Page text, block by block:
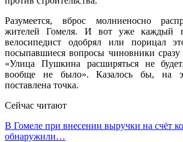
Разумеется, вброс молниеносно
жителей Гомеля. И вот уже каждый
велосипедист одобрял или порицал
посыпавшиеся вопросы чиновники сразу
«Улица Пушкина расширяться не
вообще не было». Казалось бы, на
поставлена точка.
Сейчас читают
В Гомеле при внесении выручки на счёт
обнаружили…